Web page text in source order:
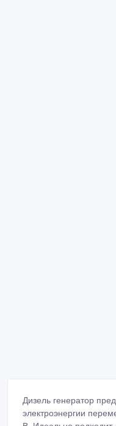
запуска), при
работ. Электронная